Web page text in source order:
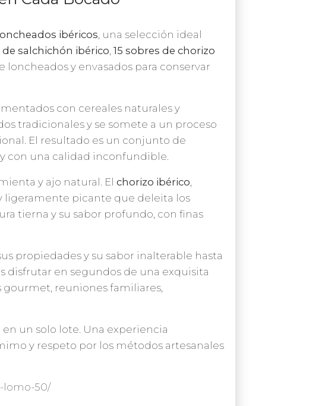
ibéricos , una selección ideal
de salchichón ibérico 15 sobres de chorizo
loncheados y envasados para conservar
con cereales naturales y
tradicionales y se somete a un proceso
El resultado es un conjunto de
con una calidad inconfundible.
y ajo natural. El chorizo ibérico
ligeramente picante que deleita los
tierna y su sabor profundo, con finas
propiedades y su sabor inalterable hasta
disfrutar en segundos de una exquisita
reuniones familiares,
en un solo lote. Una experiencia
y respeto por los métodos artesanales
lomo-50/